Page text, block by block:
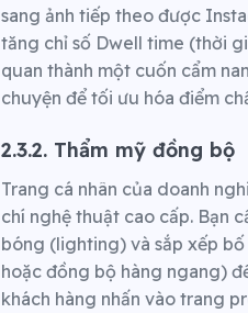
sang ảnh tiếp theo được
tăng chỉ số Dwell time (thời
quan thành một cuốn cẩm
chuyện để tối ưu hóa điểm
2.3.2. Thẩm mỹ đồng bộ
Trang cá nhân của doanh
chí nghệ thuật cao cấp. Bạn
bóng (lighting) và sắp xếp
hoặc đồng bộ hàng ngang)
khách hàng nhấn vào trang